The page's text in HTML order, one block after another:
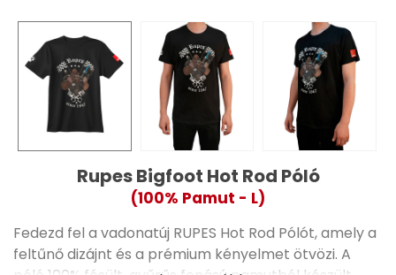
Rupes Bigfoot Hot Rod Póló
(100% Pamut - L)
Fedezd fel a vadonatúj RUPES Hot Rod Pólót, amely a
feltűnő dizájnt és a prémium kényelmet ötvözi. A